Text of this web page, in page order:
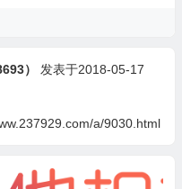
）
发表于2018-05-17
a/9030.html